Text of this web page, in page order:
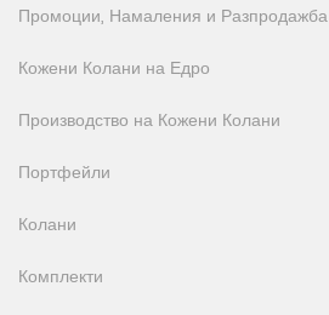
Промоции, Намаления и Разпродажба
Кожени Колани на Едро
Производство на Кожени Колани
Портфейли
Колани
Комплекти